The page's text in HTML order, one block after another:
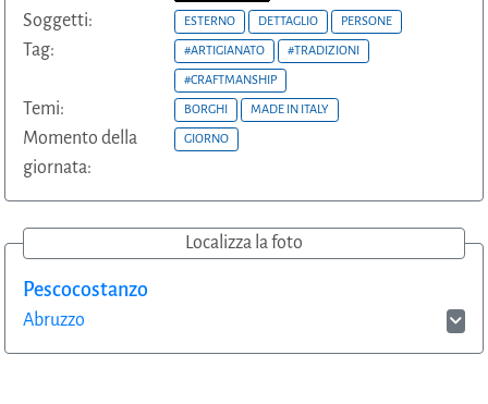
Soggetti: ESTERNO DETTAGLIO PERSONE
Tag: #ARTIGIANATO #TRADIZIONI
#CRAFTMANSHIP
Temi: BORGHI MADE IN ITALY
Momento della
giornata:
GIORNO
Localizza la foto
Pescocostanzo
Abruzzo